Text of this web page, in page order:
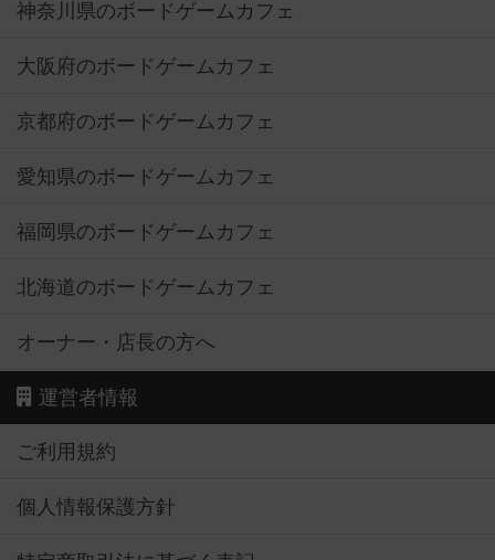
神奈川県のボードゲームカフェ
大阪府のボードゲームカフェ
京都府のボードゲームカフェ
愛知県のボードゲームカフェ
福岡県のボードゲームカフェ
北海道のボードゲームカフェ
オーナー・店長の方へ
運営者情報
ご利用規約
個人情報保護方針